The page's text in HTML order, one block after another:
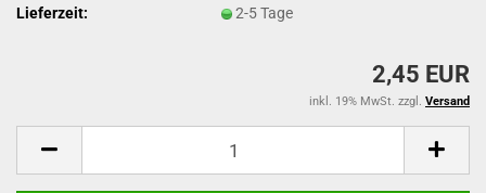
Lieferzeit:
2-5 Tage
2,45 EUR
inkl. 19% MwSt. zzgl. Versand